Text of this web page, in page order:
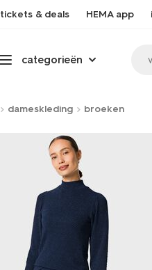
tickets & deals HEMA app
categorieën
dameskleding broeken